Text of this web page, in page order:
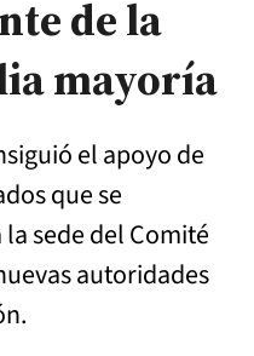
de la
mayoría
el apoyo de
que se
sede del Comité
autoridades